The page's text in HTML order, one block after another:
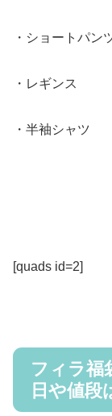
・ショートパン
・レギンス
・半袖シャツ
[quads id=2]
フィラ福
日や値段